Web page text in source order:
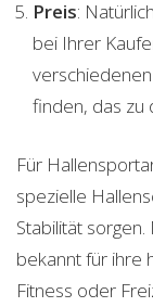
Preis:
bei Ihrer
finden, das zu
Für
spezielle
Stabilität
bekannt für ihre
Fitness oder